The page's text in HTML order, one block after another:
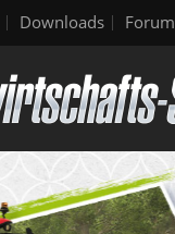
Downloads Forum